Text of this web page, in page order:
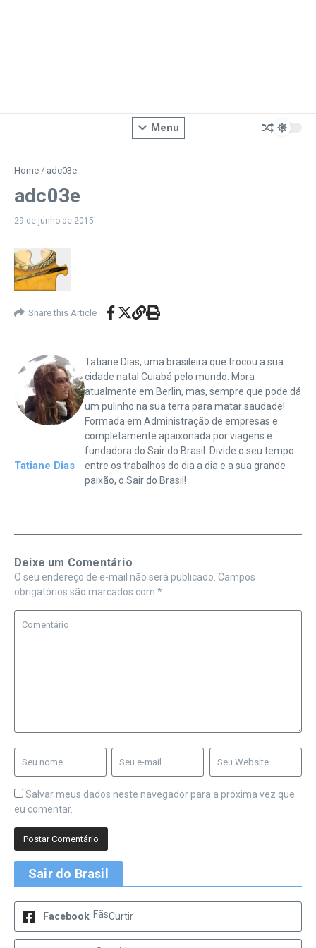
Menu
Home / adc03e
adc03e
29 de junho de 2015
Share this Article
Tatiane Dias
Tatiane Dias, uma brasileira que trocou a sua
cidade natal Cuiabá pelo mundo. Mora
atualmente em Berlin, mas, sempre que pode dá
um pulinho na sua terra para matar saudade!
Formada em Administração de empresas e
completamente apaixonada por viagens e
fundadora do Sair do Brasil. Divide o seu tempo
entre os trabalhos do dia a dia e a sua grande
paixão, o Sair do Brasil!
Deixe um Comentário
O seu endereço de e-mail não será publicado. Campos
obrigatórios são marcados com *
Salvar meus dados neste navegador para a próxima vez que
eu comentar.
Sair do Brasil
Facebook FãsCurtir